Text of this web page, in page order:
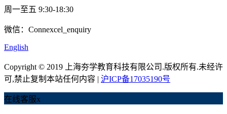
周一至五 9:30-18:30
微信：Connexcel_enquiry
English
Copyright © 2019 上海夯学教育科技有限公司.版权所有.未经许
可,禁止复制本站任何内容 | 沪ICP备17035190号
在线客服x